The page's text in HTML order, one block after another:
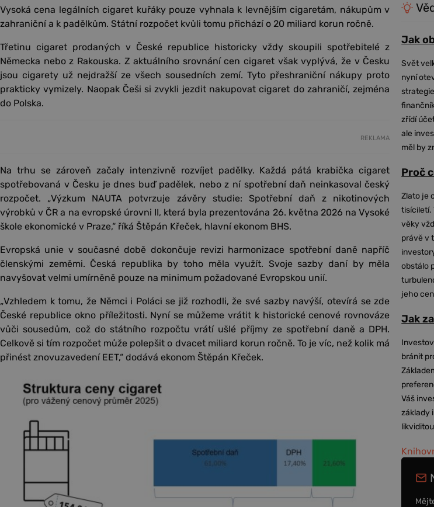
Vysoká cena legálních cigaret kuřáky pouze vyhnala k levnějším cigaretám, nákupům v
zahraniční a k padělkům. Státní rozpočet kvůli tomu přichází o 20 miliard korun ročně.
Třetinu cigaret prodaných v České republice historicky vždy skoupili spotřebitelé z
Německa nebo z Rakouska. Z aktuálního srovnání cen cigaret však vyplývá, že v Česku
jsou cigarety už nejdražší ze všech sousedních zemí. Tyto přeshraniční nákupy proto
prakticky vymizely. Naopak Češi si zvykli jezdit nakupovat cigaret do zahraničí, zejména
do Polska.
REKLAMA
Na trhu se zároveň začaly intenzivně rozvíjet padělky. Každá pátá krabička cigaret
spotřebovaná v Česku je dnes buď padělek, nebo z ní spotřební daň neinkasoval český
rozpočet. „Výzkum NAUTA potvrzuje závěry studie: Spotřební daň z nikotinových
výrobků v ČR a na evropské úrovni II, která byla prezentována 26. května 2026 na Vysoké
škole ekonomické v Praze,“ říká Štěpán Křeček, hlavní ekonom BHS.
Evropská unie v současné době dokončuje revizi harmonizace spotřební daně napříč
členskými zeměmi. Česká republika by toho měla využít. Svoje sazby daní by měla
navyšovat velmi umírněně pouze na minimum požadované Evropskou unií.
„Vzhledem k tomu, že Němci i Poláci se již rozhodli, že své sazby navýší, otevírá se zde
České republice okno příležitosti. Nyní se můžeme vrátit k historické cenové rovnováze
vůči sousedům, což do státního rozpočtu vrátí ušlé příjmy ze spotřební daně a DPH.
Celkově si tím rozpočet může polepšit o dvacet miliard korun ročně. To je víc, než kolik má
přinést znovuzavedení EET,“ dodává ekonom Štěpán Křeček.
Jak
Svět
nyní
zřídí
ale
měl by
Proč
Zlato je
tisíciletí.
věky
právě v
obstálo
jeho
Jak
bránit
Váš
základy